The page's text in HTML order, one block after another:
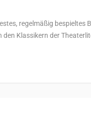
regelmäßig bespieltes
den Klassikern der